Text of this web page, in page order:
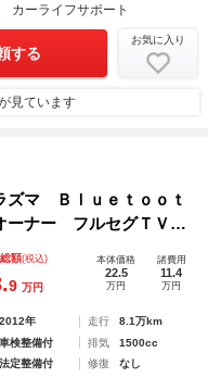
カーライフサポート
する
お気に入り
見ています
マ Ｂｌｕｅｔｏｏｔ
ーナー フルセグＴＶ
インテリジェントキ
ィ 走行無制限保証付
額(税込)
9 万円
本体価格
22.5
万円
諸費用
11.4
万円
2012年 走行
8.1万km
車検整備付 排気
1500cc
法定整備付 修復
なし